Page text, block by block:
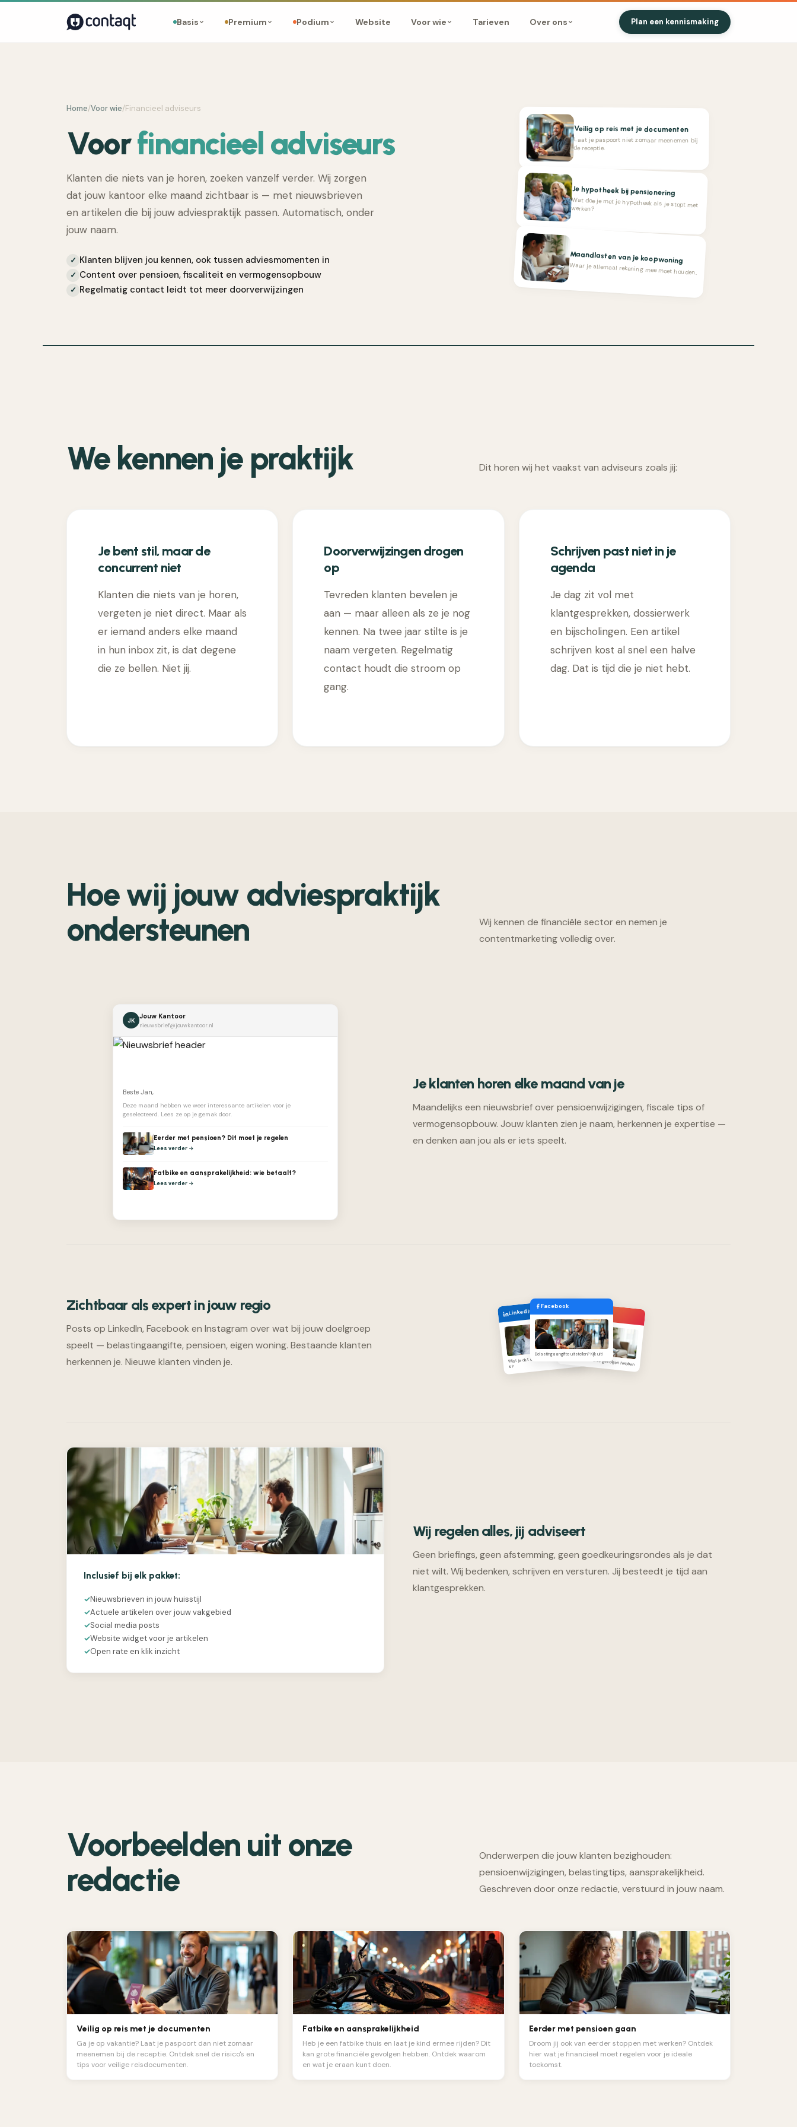
Basis Premium Podium Website Voor wie Tarieven Over ons Plan een kennismaking
Home/Voor wie/Financieel adviseurs
Voorfinancieel adviseurs
Klanten die niets van je horen, zoeken vanzelf verder. Wij zorgen
dat jouw kantoor elke maand zichtbaar is — met nieuwsbrieven
en artikelen die bij jouw adviespraktijk passen. Automatisch, onder
jouw naam.
✓ Klanten blijven jou kennen, ook tussen adviesmomenten in
✓ Content over pensioen, fiscaliteit en vermogensopbouw
✓ Regelmatig contact leidt tot meer doorverwijzingen
Veilig op reis met je documenten
Laat je paspoort niet zomaar meenemen bij
de receptie.
Je hypotheek bij pensionering
Wat doe je met je hypotheek als je stopt met
werken?
Maandlasten van je koopwoning
Waar je allemaal rekening mee moet houden.
We kennen je praktijk Dit horen wij het vaakst van adviseurs zoals jij:
Je bent stil, maar de
concurrent niet
Klanten die niets van je horen,
vergeten je niet direct. Maar als
er iemand anders elke maand
in hun inbox zit, is dat degene
die ze bellen. Niet jij.
Doorverwijzingen drogen
op
Tevreden klanten bevelen je
aan — maar alleen als ze je nog
kennen. Na twee jaar stilte is je
naam vergeten. Regelmatig
contact houdt die stroom op
gang.
Schrijven past niet in je
agenda
Je dag zit vol met
klantgesprekken, dossierwerk
en bijscholingen. Een artikel
schrijven kost al snel een halve
dag. Dat is tijd die je niet hebt.
Hoe wij jouw adviespraktijk
ondersteunen
Wij kennen de financiële sector en nemen je
contentmarketing volledig over.
Je klanten horen elke maand van je
Maandelijks een nieuwsbrief over pensioenwijzigingen, fiscale tips of
vermogensopbouw. Jouw klanten zien je naam, herkennen je expertise —
en denken aan jou als er iets speelt.
JK
Jouw Kantoor
nieuwsbrief@jouwkantoor.nl
Beste Jan,
Deze maand hebben we weer interessante artikelen voor je
geselecteerd. Lees ze op je gemak door.
Eerder met pensioen? Dit moet je regelen
Lees verder →
Fatbike en aansprakelijkheid: wie betaalt?
Lees verder →
Zichtbaar als expert in jouw regio
Posts op LinkedIn, Facebook en Instagram over wat bij jouw doelgroep
speelt — belastingaangifte, pensioen, eigen woning. Bestaande klanten
herkennen je. Nieuwe klanten vinden je.
LinkedIn
Wist je dat eerder pensioen haalbaar
is?
Facebook
Belastingaangifte uitstellen? Kijk uit!
Een fatbike kan dure gevolgen hebben
Wij regelen alles, jij adviseert
Geen briefings, geen afstemming, geen goedkeuringsrondes als je dat
niet wilt. Wij bedenken, schrijven en versturen. Jij besteedt je tijd aan
klantgesprekken.
Inclusief bij elk pakket:
✓Nieuwsbrieven in jouw huisstijl
✓Actuele artikelen over jouw vakgebied
✓Social media posts
✓Website widget voor je artikelen
✓Open rate en klik inzicht
Voorbeelden uit onze
redactie
Onderwerpen die jouw klanten bezighouden:
pensioenwijzigingen, belastingtips, aansprakelijkheid.
Geschreven door onze redactie, verstuurd in jouw naam.
Veilig op reis met je documenten
Ga je op vakantie? Laat je paspoort dan niet zomaar
meenemen bij de receptie. Ontdek snel de risico's en
tips voor veilige reisdocumenten.
Fatbike en aansprakelijkheid
Heb je een fatbike thuis en laat je kind ermee rijden? Dit
kan grote financiële gevolgen hebben. Ontdek waarom
en wat je eraan kunt doen.
Eerder met pensioen gaan
Droom jij ook van eerder stoppen met werken? Ontdek
hier wat je financieel moet regelen voor je ideale
toekomst.